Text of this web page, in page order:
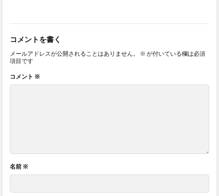
コメントを書く
メールアドレスが公開されることはありません。 ※ が付いている欄は必須
項目です
コメント ※
名前 ※